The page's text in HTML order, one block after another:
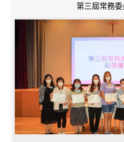
第三屆常務